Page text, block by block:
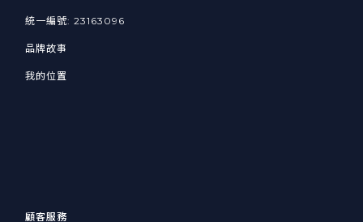
統一編號: 23163096
品牌故事
我的位置
顧客服務